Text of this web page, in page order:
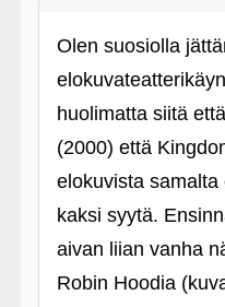
Olen suosiolla
huolimatta siitä
(2000) että
elokuvista
kaksi syytä.
aivan liian vanha
Robin Hoodia